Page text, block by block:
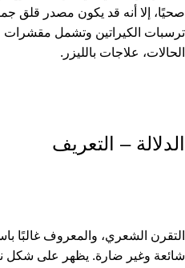
صحيًا، إلا أنه قد يكون مصدر قلق
ترسبات الكيراتين وتشمل
الحالات، علاجات بالليزر.
الدلالة – التعريف
التقرن الشعري، والمعروف غالبًا
شائعة وغير ضارة. يظهر على شكل